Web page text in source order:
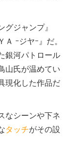
ジャンプ』
Ａ ｰジヤｰ』だ。
銀河パトロール
山氏が温めてい
現化した作品だ
なシーンや下ネ
タッチがその設